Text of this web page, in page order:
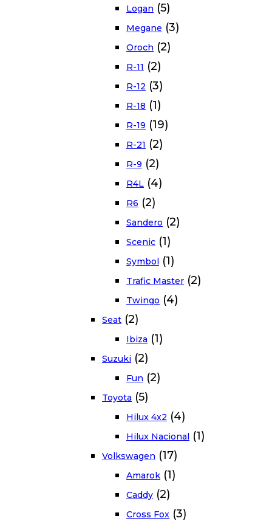
Logan (5)
Megane (3)
Oroch (2)
R-11 (2)
R-12 (3)
R-18 (1)
R-19 (19)
R-21 (2)
R-9 (2)
R4L (4)
R6 (2)
Sandero (2)
Scenic (1)
Symbol (1)
Trafic Master (2)
Twingo (4)
Seat (2)
Ibiza (1)
Suzuki (2)
Fun (2)
Toyota (5)
Hilux 4x2 (4)
Hilux Nacional (1)
Volkswagen (17)
Amarok (1)
Caddy (2)
Cross Fox (3)